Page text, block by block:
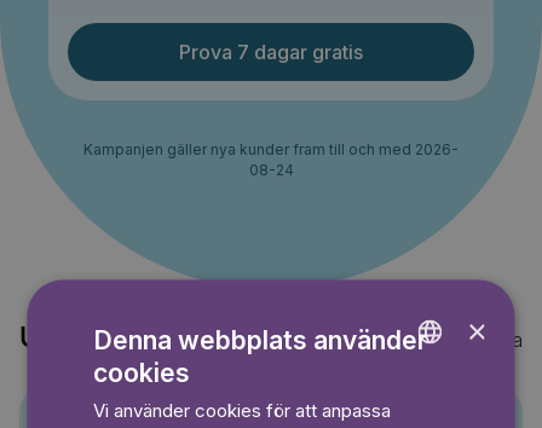
Prova 7 dagar gratis
Kampanjen gäller nya kunder fram till och med 2026-
08-24
Upptäck också Visa alla
×
Denna webbplats använder
cookies
Vi använder cookies för att anpassa